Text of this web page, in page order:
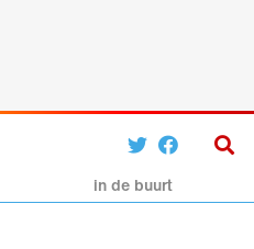
in de buurt